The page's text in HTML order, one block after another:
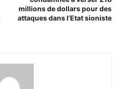
millions de dollars pour des
attaques dans l’Etat sioniste